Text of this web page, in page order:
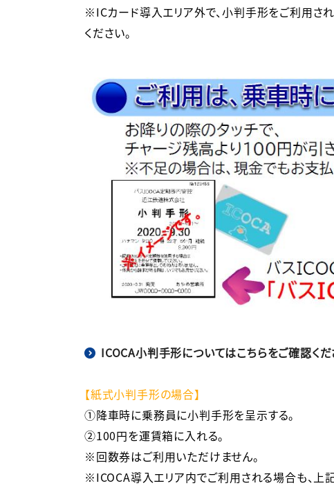
※ICカード導入エリア外で、小判手形をご利用さ
ください。
ICOCA小判手形についてはこちらをご確認くだ
【紙式小判手形の場合】
①降車時に乗務員に小判手形を呈示する。
②100円を運賃箱に入れる。
※回数券はご利用いただけません。
※ICOCA導入エリア内でご利用される場合も、上